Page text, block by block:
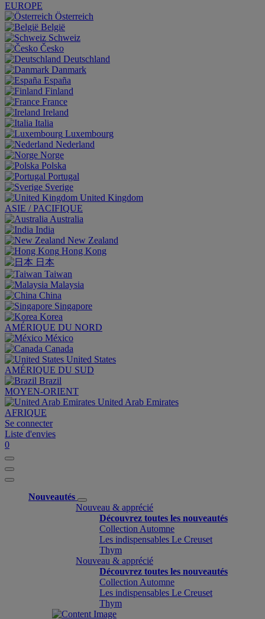
EUROPE
Österreich
België
Schweiz
Česko
Deutschland
Danmark
España
Finland
France
Ireland
Italia
Luxembourg
Nederland
Norge
Polska
Portugal
Sverige
United Kingdom
ASIE / PACIFIQUE
Australia
India
New Zealand
Hong Kong
日本
Taiwan
Malaysia
China
Singapore
Korea
AMÉRIQUE DU NORD
México
Canada
United States
AMÉRIQUE DU SUD
Brazil
MOYEN-ORIENT
United Arab Emirates
AFRIQUE
Se connecter
Liste d'envies
0
Nouveautés
Nouveau & apprécié
Découvrez toutes les nouveautés
Collection Automne
Les indispensables Le Creuset
Thym
Nouveau & apprécié
Découvrez toutes les nouveautés
Collection Automne
Les indispensables Le Creuset
Thym